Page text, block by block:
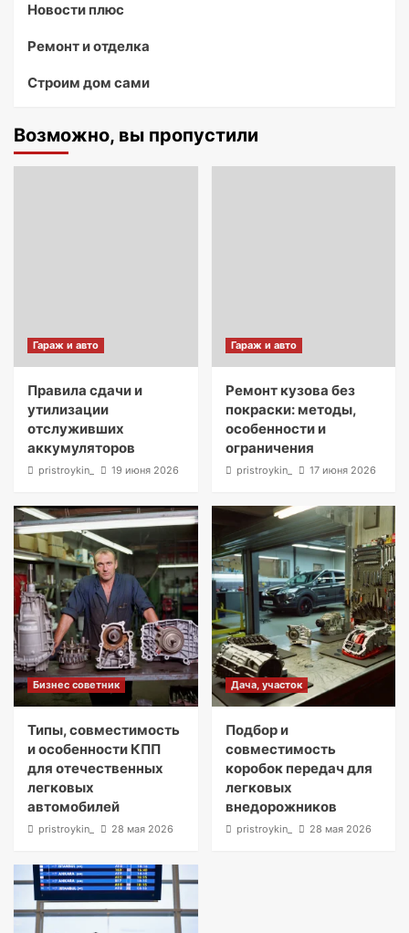
Новости плюс
Ремонт и отделка
Строим дом сами
Возможно, вы пропустили
Гараж и авто
Правила сдачи и
утилизации
отслуживших
аккумуляторов
pristroykin_ 19 июня 2026
Гараж и авто
Ремонт кузова без
покраски: методы,
особенности и
ограничения
pristroykin_ 17 июня 2026
Бизнес советник
Типы, совместимость
и особенности КПП
для отечественных
легковых
автомобилей
pristroykin_ 28 мая 2026
Дача, участок
Подбор и
совместимость
коробок передач для
легковых
внедорожников
pristroykin_ 28 мая 2026